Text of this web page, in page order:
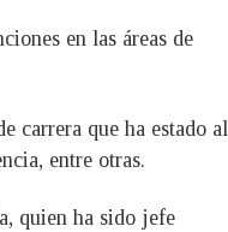
en las áreas de
carrera que ha estado al
entre otras.
quien ha sido jefe